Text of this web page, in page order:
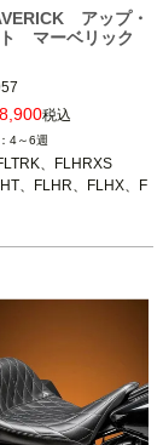
アップ・
マーベリック
957
、FLHRXS
リング
税込
4～6週
、FLHRXS
、FLHR、FLHX、F